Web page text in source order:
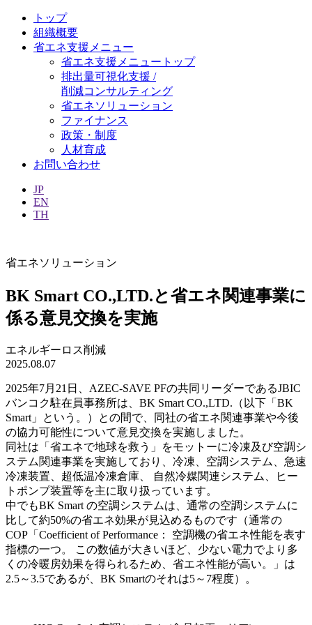
トップ
組織概要
省エネ支援メニュー
省エネ支援メニュートップ
排出量可視化支援 /
削減コンサルティング
省エネソリューション
ファイナンス
政策・制度
人材育成
お問い合わせ
JP
EN
TH
省エネソリューション
BK Smart CO.,LTD.と省エネ関連事業に
係る意見交換を実施
エネルギーロス削減
2025.08.07
2025年7月21日、AZEC-SAVE PFの共同リーダーであるJBIC
バンコク駐在員事務所は、BK Smart CO.,LTD.（以下「BK
Smart」という。）との間で、同社の省エネ関連事業や今後
の協力可能性について意見交換を実施しました。
同社は「省エネで地球を救う」をモットーに冷凍及び空調シ
ステム関連事業を実施しており、冷凍、空調システム、急速
冷凍装置、超低温冷凍倉庫、 自然冷媒関連システム、ヒー
トポンプ装置等を主に取り扱っています。
中でもBK Smart の空調システムは、通常の空調システムに
比して約50%の省エネ効果が見込めるものです（通常の
COP「Coefficient of Performance： 空調機の省エネ性能を表す
指標の一つ。 この数値が大きいほど、少ない電力でより多
くの冷暖房効果を得られるため、省エネ性能が高い。」は
2.5～3.5であるが、BK Smartのそれは5～7程度）。